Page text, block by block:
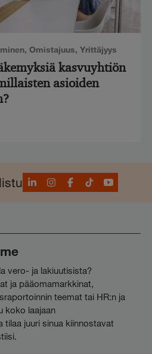
, Omistajuus, Yrittäjyys
kasvuyhtiön
asioiden
LinkedInInstagram
Facebook
TikTokYouTube
vero- ja lakiuutisista?
ja pääomamarkkinat,
teemat tai HR:n ja
koko laajaan
tilaa juuri sinua kiinnostavat